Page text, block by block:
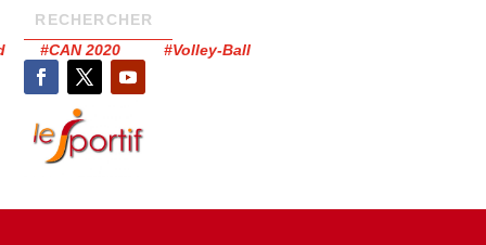
#CAN 2020 #Volley-Ball